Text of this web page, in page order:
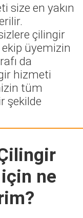
size en yakın
çilingir
üyemizin
da
hizmeti
tüm
şekilde
ne